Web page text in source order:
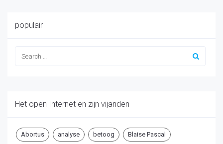
populair
Het open Internet en zijn vijanden
Abortus analyse betoog Blaise Pascal